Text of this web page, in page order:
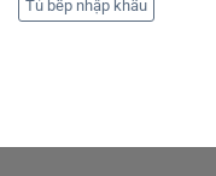
Tủ bếp nhập khẩu